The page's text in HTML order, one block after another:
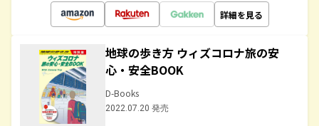
詳細を見る
地球の歩き方 ウィズコロナ旅の安
心・安全BOOK
D-Books
2022.07.20 発売